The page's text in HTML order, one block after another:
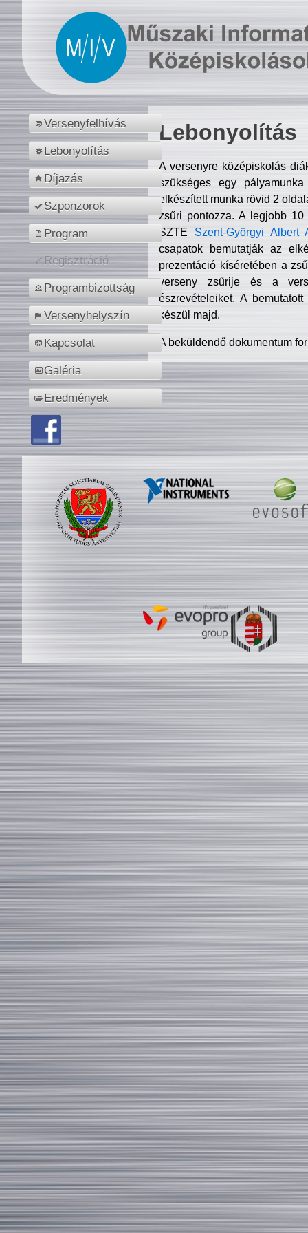
Versenyfelhívás
Lebonyolítás
Díjazás
Szponzorok
Program
Regisztráció
Programbizottság
Versenyhelyszín
Kapcsolat
Galéria
Eredmények
Lebonyolítás
A versenyre középiskolás
szükséges egy
elkészített munka rövid 2
zsűri pontozza. A legjobb
SZTE Szent-Györgyi Albert
csapatok bemutatják az
prezentáció kíséretében a
verseny zsűrije és a
észrevételeiket. A
készül majd.
A beküldendő dokumentum